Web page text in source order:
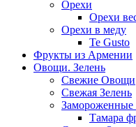
Орехи
Орехи
Орехи в меду
Te Gusto
Фрукты из Армении
Овощи. Зелень
Свежие Овощи
Свежая Зелень
Тамара